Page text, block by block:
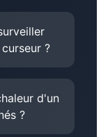
?
d'un
?